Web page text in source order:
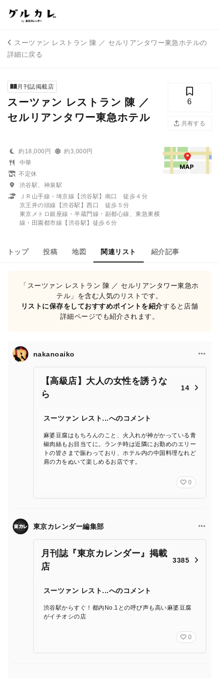
スーツァン レストラン 陳 ／ セルリアンタワー東急ホテルの
詳細に戻る
月刊誌掲載店
スーツァン レストラン 陳 ／
セルリアンタワー東急ホテル
6
共有する
約18,000円
約3,000円
中華
不定休
渋谷駅、神泉駅
ＪＲ山手線・埼京線【渋谷駅】南口 徒歩４分
京王井の頭線【渋谷駅】西口 徒歩５分
東京メトロ銀座線・半蔵門線・副都心線、東急東横
線・田園都市線【渋谷駅】徒歩６分
トップ 投稿 地図 関連リスト 紹介記事
「スーツァン レストラン 陳 ／ セルリアンタワー東急ホ
テル」を含む人気のリストです。
リストに保存をしておすすめポイントを紹介すると店舗
詳細ページでも紹介されます。
nakanoaiko
【高級店】大人の女性を誘うな
ら
14
スーツァン レスト...へのコメント
麻婆豆腐はもちろんのこと、火入れが神がかっている青
椒肉絲もお目当てに。ランチ時は近隣にお勤めのエリー
トの皆さまで賑わっており、ホテル内の中国料理なれど
肩の力をぬいて楽しめるお店です。
0
東京カレンダー編集部
月刊誌『東京カレンダー』掲載
店
3385
スーツァン レスト...へのコメント
渋谷駅からすぐ！都内No.1との呼び声も高い麻婆豆腐
がイチオシの店
0